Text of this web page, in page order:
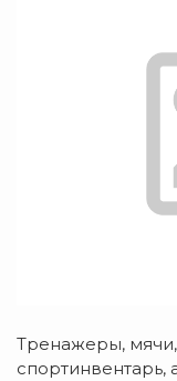
Тренажеры,
спортинвентарь,